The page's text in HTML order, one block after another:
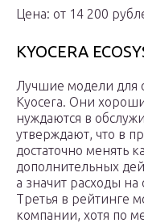
Цена: от 14 200
KYOCERA
Лучшие модели для
Kyocera. Они
нуждаются в
утверждают, что в
достаточно менять
дополнительных
а значит расходы на
Третья в рейтинге
компании, хотя по